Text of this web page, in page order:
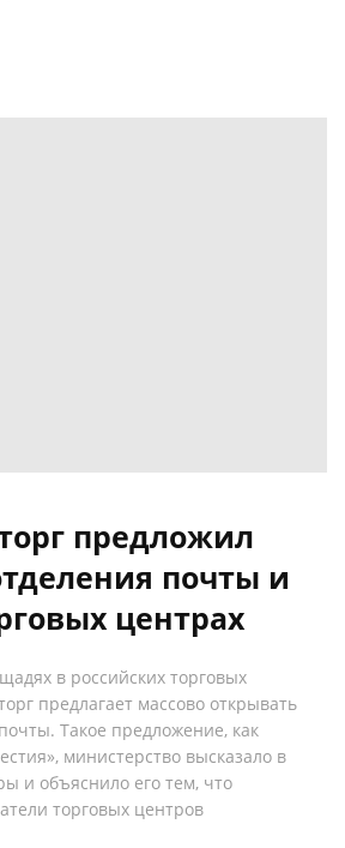
предложил
почты и
центрах
в российских торговых
предлагает массово открывать
Такое предложение, как
министерство высказало в
и объяснило его тем, что
торговых центров